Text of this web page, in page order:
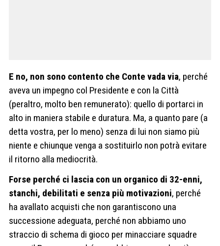
E no, non sono contento che Conte vada via, perché
aveva un impegno col Presidente e con la Città
(peraltro, molto ben remunerato): quello di portarci in
alto in maniera stabile e duratura. Ma, a quanto pare (a
detta vostra, per lo meno) senza di lui non siamo più
niente e chiunque venga a sostituirlo non potrà evitare
il ritorno alla mediocrità.
Forse perché ci lascia con un organico di 32-enni,
stanchi, debilitati e senza più motivazioni, perché
ha avallato acquisti che non garantiscono una
successione adeguata, perché non abbiamo uno
straccio di schema di gioco per minacciare squadre